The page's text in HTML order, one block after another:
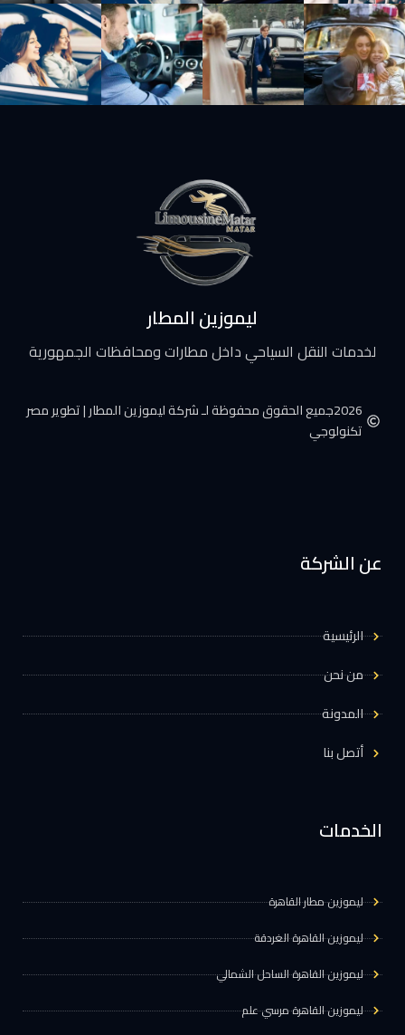
ليموزين المطار
لخدمات النقل السياحي داخل مطارات ومحافظات الجمهورية
2026جميع الحقوق محفوظة لـ شركة ليموزين المطار | تطوير مصر
تكنولوجي
عن الشركة
الرئيسية
من نحن
المدونة
أتصل بنا
الخدمات
ليموزين مطار القاهرة
ليموزين القاهرة الغردقة
ليموزين القاهرة الساحل الشمالي
ليموزين القاهرة مرسي علم